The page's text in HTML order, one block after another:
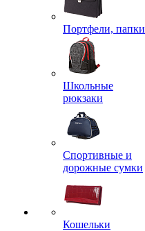
Портфели, папки
Школьные
рюкзаки
Спортивные и
дорожные сумки
Кошельки